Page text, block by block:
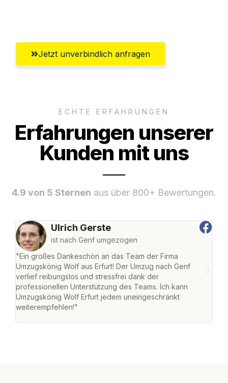
Jetzt unverbindlich anfragen
ECHTE ERFAHRUNGEN
Erfahrungen unserer
Kunden mit uns
4.9 von 5 Sternen aus über 800+ Bewertungen.
Ulrich Gerste
ist nach Genf umgezogen
"Ein großes Dankeschön an das Team der Firma
Umzugskönig Wolf aus Erfurt! Der Umzug nach Genf
verlief reibungslos und stressfrei dank der
professionellen Unterstützung des Teams. Ich kann
Umzugskönig Wolf Erfurt jedem uneingeschränkt
weiterempfehlen!"